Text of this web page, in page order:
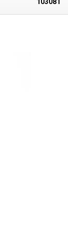
k utahováku,
size:14px;
c3ow{border-
vpkt{border-